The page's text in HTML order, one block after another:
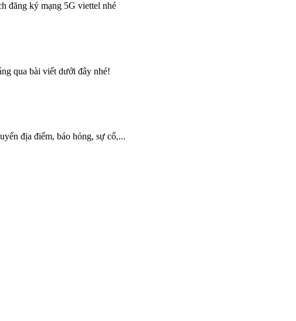
đăng ký mạng 5G viettel nhé
qua bài viết dưới đây nhé!
địa điểm, báo hỏng, sự cố,...